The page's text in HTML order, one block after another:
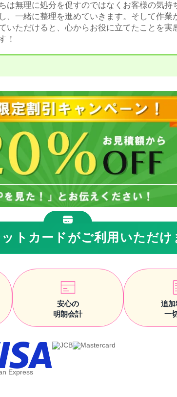
は無理に処分を促すのではなくお客様の気
、一緒に整理を進めていきます。そして作
いただけると、心からお役に立てたことを
！
トカードがご利用いただけ
安心の
明朗会計
追加
一